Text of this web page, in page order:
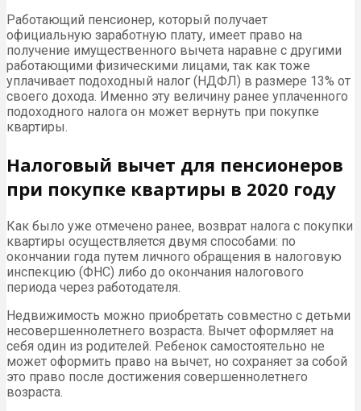
Работающий пенсионер, который получает
официальную заработную плату, имеет право на
получение имущественного вычета наравне с другими
работающими физическими лицами, так как тоже
уплачивает подоходный налог (НДФЛ) в размере 13% от
своего дохода. Именно эту величину ранее уплаченного
подоходного налога он может вернуть при покупке
квартиры.
Налоговый вычет для пенсионеров
при покупке квартиры в 2020 году
Как было уже отмечено ранее, возврат налога с покупки
квартиры осуществляется двумя способами: по
окончании года путем личного обращения в налоговую
инспекцию (ФНС) либо до окончания налогового
периода через работодателя.
Недвижимость можно приобретать совместно с детьми
несовершеннолетнего возраста. Вычет оформляет на
себя один из родителей. Ребенок самостоятельно не
может оформить право на вычет, но сохраняет за собой
это право после достижения совершеннолетнего
возраста.